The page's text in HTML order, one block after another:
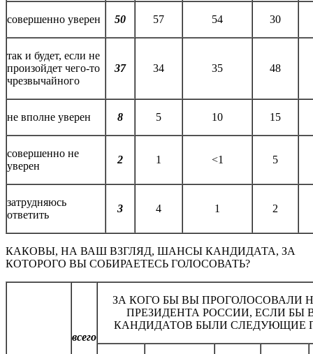
совершенно уверен 50 57 54 30
так и будет, если не
произойдет чего-то
чрезвычайного
37 34 35 48
не вполне уверен 8 5 10 15
совершенно не
уверен
2 1 <1 5
затрудняюсь
ответить
3 4 1 2
КАКОВЫ, НА ВАШ ВЗГЛЯД, ШАНСЫ КАНДИДАТА, ЗА
КОТОРОГО ВЫ СОБИРАЕТЕСЬ ГОЛОСОВАТЬ?
всего
ЗА КОГО БЫ ВЫ ПРОГОЛОСОВАЛИ
ПРЕЗИДЕНТА РОССИИ, ЕСЛИ БЫ
КАНДИДАТОВ БЫЛИ СЛЕДУЮЩИЕ